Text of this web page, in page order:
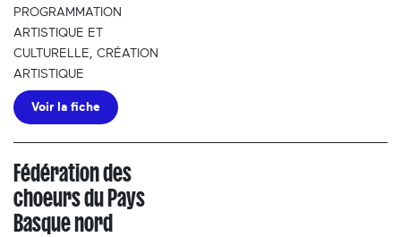
PROGRAMMATION
ARTISTIQUE ET
CULTURELLE, CRÉATION
ARTISTIQUE
Voir la fiche
Fédération des
choeurs du Pays
Basque nord